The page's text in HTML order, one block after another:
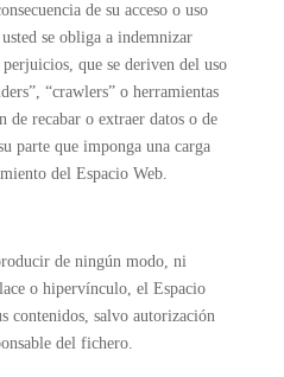
de su acceso o uso
se obliga a indemnizar
que se deriven del uso
“crawlers” o herramientas
de recabar o extraer datos o de
parte que imponga una carga
del Espacio Web.
de ningún modo, ni
o hipervínculo, el Espacio
contenidos, salvo autorización
del fichero.